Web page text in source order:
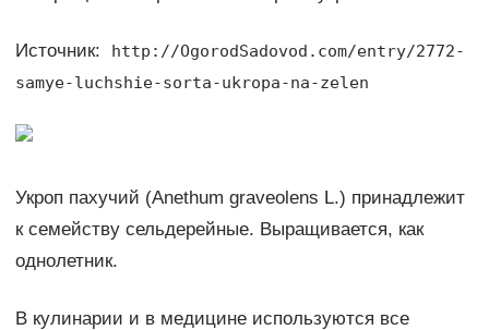
Источник:
http://OgorodSadovod.com/entry/2772-
samye-luchshie-sorta-ukropa-na-zelen
Укроп пахучий (Anethum graveolens L.) принадлежит
к семейству сельдерейные. Выращивается, как
однолетник.
В кулинарии и в медицине используются все